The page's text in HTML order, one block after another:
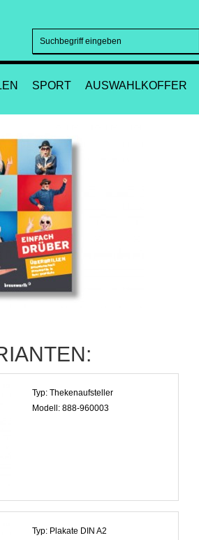
SPORT AUSWAHLKOFFER
Typ: Thekenaufsteller
Modell: 888-960003
Typ: Plakate DIN A2